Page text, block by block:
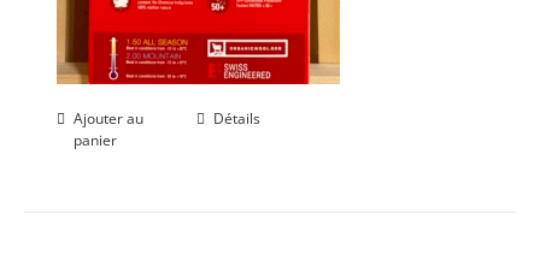
Ajouter au
panier
Détails